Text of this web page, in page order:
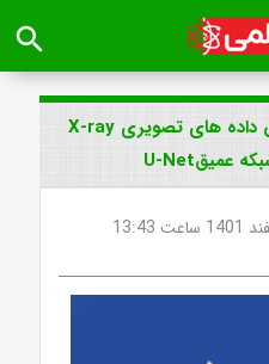
search
تشخیص COVID-۱۹ بر اساس داده های تصویری X-ray